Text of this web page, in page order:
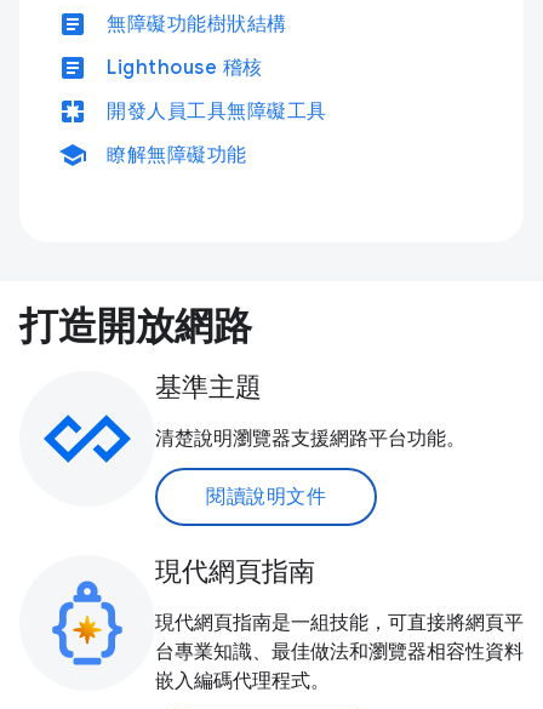
article 無障礙功能樹狀結構
article Lighthouse 稽核
pages 開發人員工具無障礙工具
school 瞭解無障礙功能
打造開放網路
基準主題
清楚說明瀏覽器支援網路平台功能。
閱讀說明文件
現代網頁指南
現代網頁指南是一組技能，可直接將網頁平
台專業知識、最佳做法和瀏覽器相容性資料
嵌入編碼代理程式。